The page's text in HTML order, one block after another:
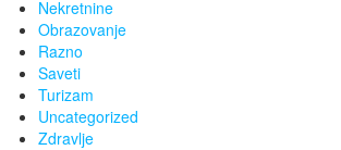
Nekretnine
Obrazovanje
Razno
Saveti
Turizam
Uncategorized
Zdravlje